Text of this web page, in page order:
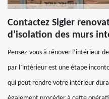
Contactez Sigler
d’isolation des murs
Pensez-vous à rénover l’intérieur
par l’intérieur est une étape
qui peut rendre votre intérieur